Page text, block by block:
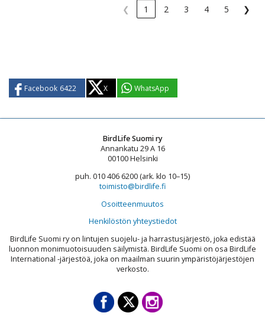
❮ 1 2 3 4 5 ❯
Facebook 6422 X WhatsApp
BirdLife Suomi ry
Annankatu 29 A 16
00100 Helsinki
puh. 010 406 6200 (ark. klo 10–15)
toimisto@birdlife.fi
Osoitteenmuutos
Henkilöstön yhteystiedot
BirdLife Suomi ry on lintujen suojelu- ja harrastusjärjestö, joka edistää
luonnon monimuotoisuuden säilymistä. BirdLife Suomi on osa BirdLife
International -järjestöä, joka on maailman suurin ympäristöjärjestöjen
verkosto.